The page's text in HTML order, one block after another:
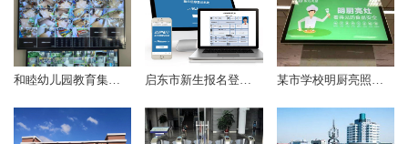
和睦幼儿园教育集团监控项目顺利完成 启东市新生报名登记系统（2018年起） 某市学校明厨亮照项目（2017年起）